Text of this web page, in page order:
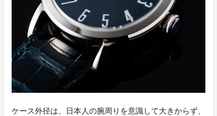
ケース外径は、日本人の腕周りを意識して大きからず、